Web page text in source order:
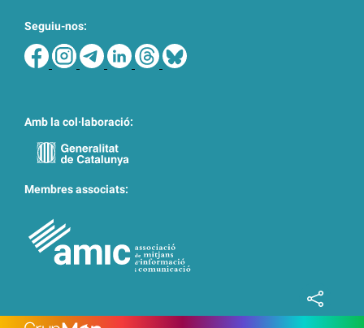
Seguiu-nos:
Amb la col·laboració:
Membres associats: